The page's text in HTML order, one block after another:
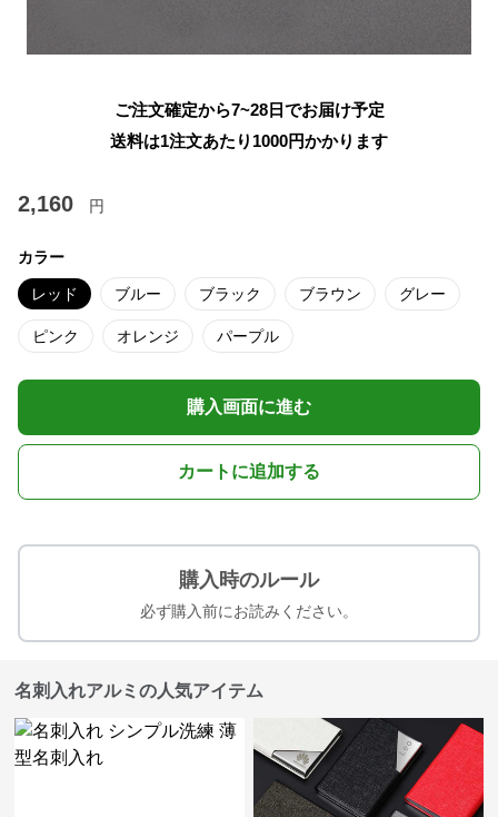
ご注文確定から7~28日でお届け予定
送料は1注文あたり 1000円かかります
2,160 円
カラー
レッド ブルー ブラック ブラウン グレー
ピンク オレンジ パープル
購入画面に進む
カートに追加する
購入時のルール
必ず購入前にお読みください。
名刺入れアルミの人気アイテム